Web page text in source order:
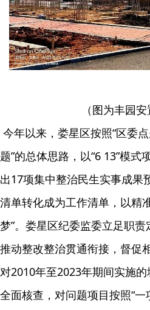
（图为丰园安
今年以来，娄星区按照“区委
题”的总体思路，以“6 13”模式
出17项集中整治民生实事成果
清单转化成为工作清单，以精
梦”。娄星区纪委监委立足职
推动整改整治贯通衔接，督促
对2010年至2023年期间实施
全面核查，对问题项目按照“